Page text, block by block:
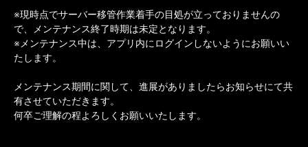
※現時点でサーバー移管作業着手の目処が立っておりませんの
で、メンテナンス終了時期は未定となります。
※メンテナンス中は、アプリ内にログインしないようにお願いい
たします。
メンテナンス期間に関して、進展がありましたらお知らせにて共
有させていただきます。
何卒ご理解の程よろしくお願いいたします。